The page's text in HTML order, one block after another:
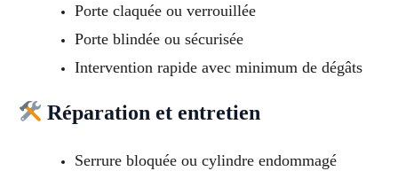
Porte claquée ou verrouillée
Porte blindée ou sécurisée
Intervention rapide avec minimum de dégâts
Réparation et entretien
Serrure bloquée ou cylindre endommagé